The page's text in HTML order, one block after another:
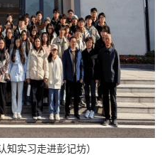
知实习走进彭记坊）